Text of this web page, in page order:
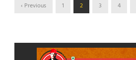
‹ Previous 1 2 3 4